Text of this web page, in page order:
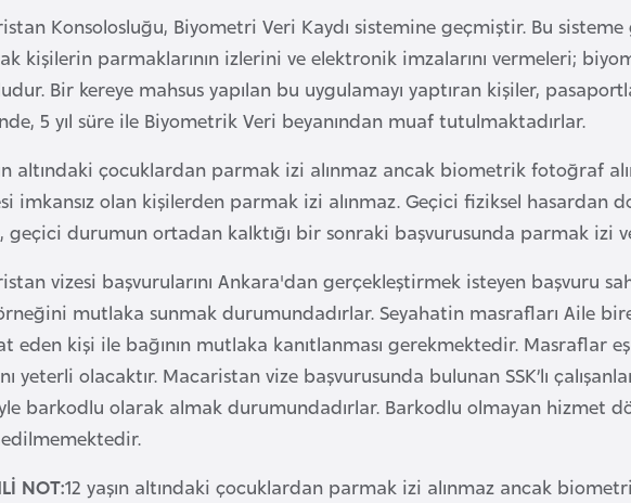
Konsolosluğu, Biyometri Veri Kaydı sistemine geçmiştir. Bu
kişilerin parmaklarının izlerini ve elektronik imzalarını vermeleri;
Bir kereye mahsus yapılan bu uygulamayı yaptıran kişiler,
5 yıl süre ile Biyometrik Veri beyanından muaf tutulmaktadırlar.
altındaki çocuklardan parmak izi alınmaz ancak biometrik fotoğraf
imkansız olan kişilerden parmak izi alınmaz. Geçici fiziksel hasardan
geçici durumun ortadan kalktığı bir sonraki başvurusunda parmak izi
vizesi başvurularını Ankara'dan gerçekleştirmek isteyen başvuru
mutlaka sunmak durumundadırlar. Seyahatin masrafları Aile
eden kişi ile bağının mutlaka kanıtlanması gerekmektedir. Masraflar
yeterli olacaktır. Macaristan vize başvurusunda bulunan SSK’lı
barkodlu olarak almak durumundadırlar. Barkodlu olmayan hizmet
NOT:12 yaşın altındaki çocuklardan parmak izi alınmaz ancak